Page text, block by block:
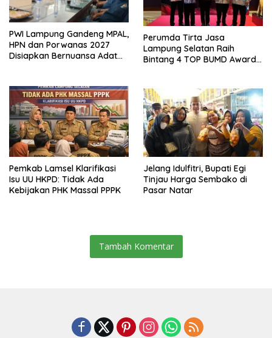
PWI Lampung Gandeng MPAL,
HPN dan Porwanas 2027
Disiapkan Bernuansa Adat
Perumda Tirta Jasa
Lampung Selatan Raih
Bintang 4 TOP BUMD Awards
Pemkab Lamsel Klarifikasi
Isu UU HKPD: Tidak Ada
Kebijakan PHK Massal PPPK
Jelang Idulfitri, Bupati Egi
Tinjau Harga Sembako di
Pasar Natar
Tambah Komentar